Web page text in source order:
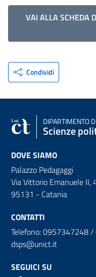
VAI ALLA SCHEDA
Condividi
DIPARTIMENTO
Scienze
DOVE SIAMO
Palazzo Pedagaggi
Via Vittorio Emanuele II,
95131 - Catania
CONTATTI
Telefono: 0957347248
dsps@unict.it
SEGUICI SU